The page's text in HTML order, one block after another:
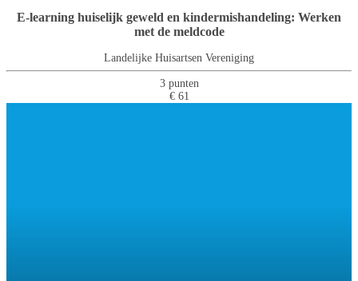
E-learning huiselijk geweld en kindermishandeling: Werken
met de meldcode
Landelijke Huisartsen Vereniging
3 punten
€ 61